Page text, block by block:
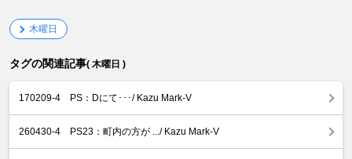
木曜日
タグの関連記事( 木曜日 )
170209-4 PS：Dにて･･･/ Kazu Mark-V
260430-4 PS23：町内の方が .../ Kazu Mark-V